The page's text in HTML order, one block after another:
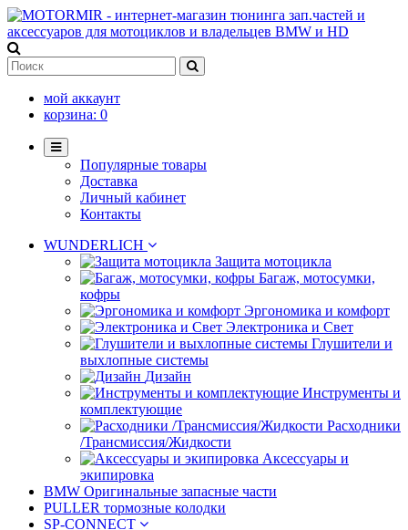
мой аккаунт
корзина: 0
Популярные товары
Доставка
Личный кабинет
Контакты
WUNDERLICH
Защита мотоцикла
Багаж, мотосумки,
кофры
Эргономика и комфорт
Электроника и Свет
Глушители и
выхлопные системы
Дизайн
Инструменты и
комплектующие
Расходники
/Трансмиссия/Жидкости
Аксессуары и
экипировка
BMW Оригинальные запасные части
PULLER тормозные колодки
SP-CONNECT